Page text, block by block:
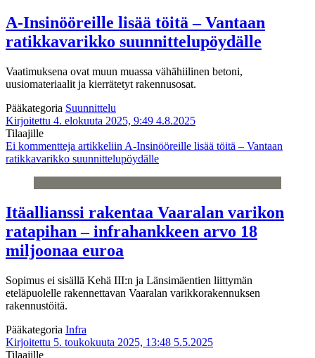
A-Insinööreille lisää töitä – Vantaan
ratikkavarikko suunnittelupöydälle
Vaatimuksena ovat muun muassa vähähiilinen betoni,
uusiomateriaalit ja kierrätetyt rakennusosat.
Pääkategoria Suunnittelu
Kirjoitettu 4. elokuuta 2025, 9:49 4.8.2025
Tilaajille
Ei kommentteja artikkeliin A-Insinööreille lisää töitä – Vantaan
ratikkavarikko suunnittelupöydälle
Itäallianssi rakentaa Vaaralan varikon
ratapihan – infrahankkeen arvo 18
miljoonaa euroa
Sopimus ei sisällä Kehä III:n ja Länsimäentien liittymän
eteläpuolelle rakennettavan Vaaralan varikkorakennuksen
rakennustöitä.
Pääkategoria Infra
Kirjoitettu 5. toukokuuta 2025, 13:48 5.5.2025
Tilaajille